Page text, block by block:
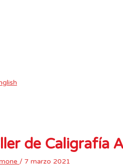
de Caligrafía
/ 7 marzo 2021